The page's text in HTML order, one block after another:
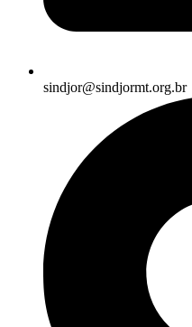
sindjor@sindjormt.org.br